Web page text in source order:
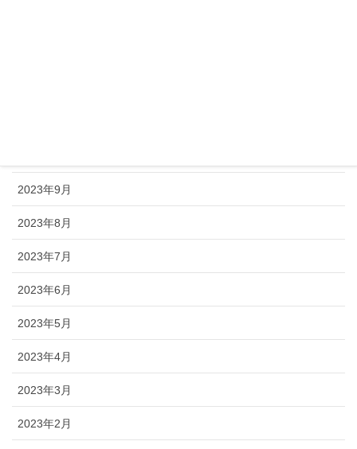
2023年9月
2023年8月
2023年7月
2023年6月
2023年5月
2023年4月
2023年3月
2023年2月